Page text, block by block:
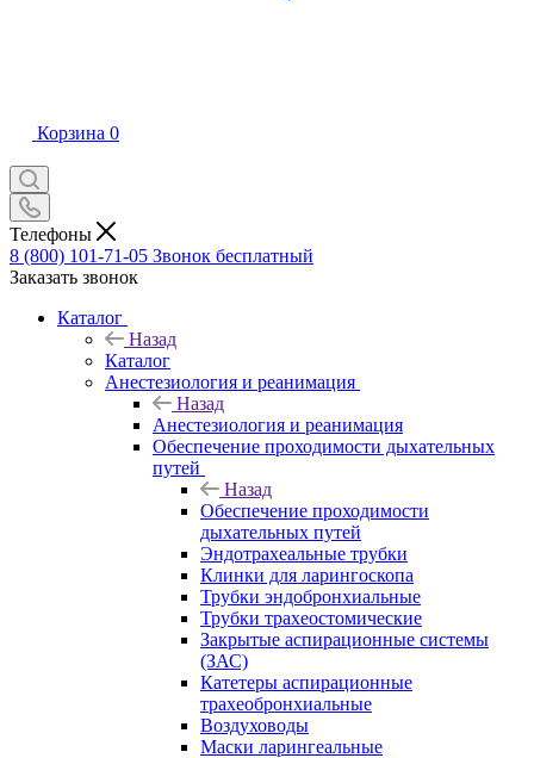
Корзина 0
Телефоны
8 (800) 101-71-05 Звонок бесплатный
Заказать звонок
Каталог
Назад
Каталог
Анестезиология и реанимация
Назад
Анестезиология и реанимация
Обеспечение проходимости дыхательных
путей
Назад
Обеспечение проходимости
дыхательных путей
Эндотрахеальные трубки
Клинки для ларингоскопа
Трубки эндобронхиальные
Трубки трахеостомические
Закрытые аспирационные системы
(ЗАС)
Катетеры аспирационные
трахеобронхиальные
Воздуховоды
Маски ларингеальные